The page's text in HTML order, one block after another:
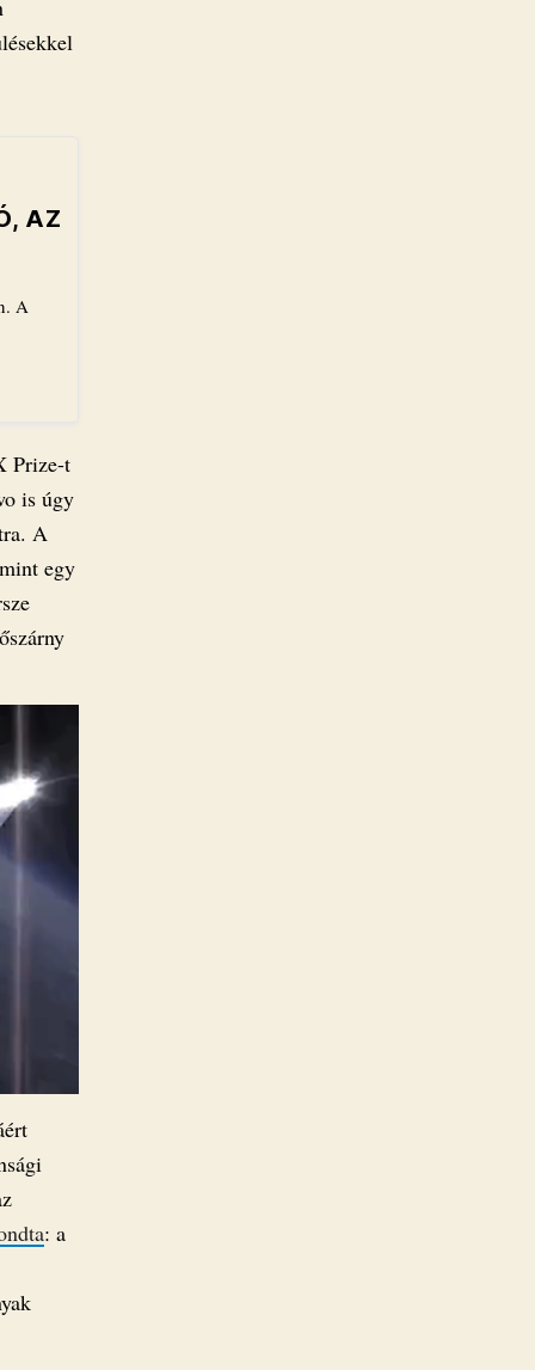
AZ
A
Prize-t
is úgy
A
egy
: a